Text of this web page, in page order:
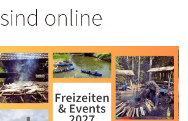
sind online